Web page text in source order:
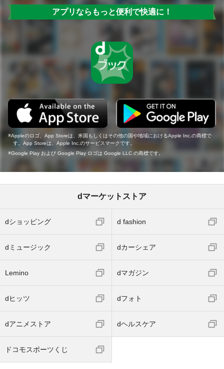
アプリならもっと便利で快適に！
Appleのロゴ、App Storeは、米国もしくはその他の国や地域におけるApple Inc.の商標で
す。App Storeは、Apple Inc.のサービスマークです。
Google Play および Google Play ロゴは Google LLC の商標です。
dマーケットストア
dショッピング d fashion
dミュージック dカーシェア
Lemino dマガジン
dヒッツ dフォト
dアニメストア dヘルスケア
ドコモスポーツくじ